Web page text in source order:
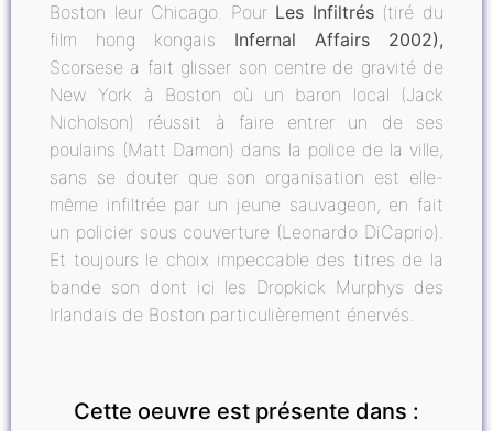
Boston leur Chicago. Pour Les Infiltrés (tiré du
film hong kongais Infernal Affairs 2002),
Scorsese a fait glisser son centre de gravité de
New York à Boston où un baron local (Jack
Nicholson) réussit à faire entrer un de ses
poulains (Matt Damon) dans la police de la ville,
sans se douter que son organisation est elle-
même infiltrée par un jeune sauvageon, en fait
un policier sous couverture (Leonardo DiCaprio).
Et toujours le choix impeccable des titres de la
bande son dont ici les Dropkick Murphys des
Irlandais de Boston particulièrement énervés.
Cette oeuvre est présente dans :